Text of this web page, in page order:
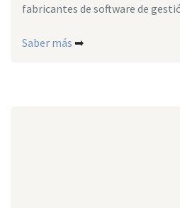
fabricantes de software de
Saber más ➡